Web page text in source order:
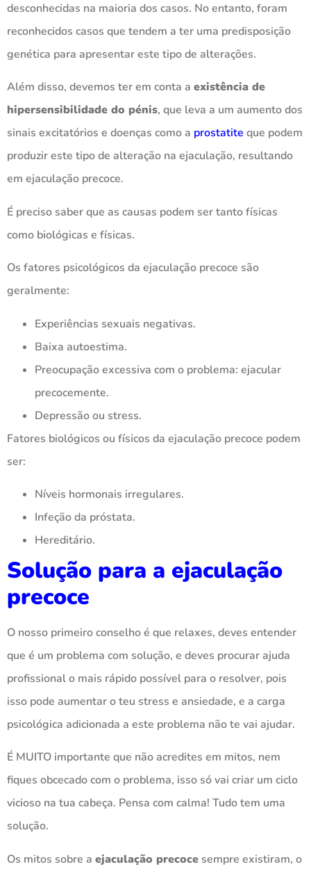
desconhecidas na maioria dos casos. No entanto, foram
reconhecidos casos que tendem a ter uma predisposição
genética para apresentar este tipo de alterações.
Além disso, devemos ter em conta a existência de
hipersensibilidade do pénis, que leva a um aumento dos
sinais excitatórios e doenças como a prostatite que podem
produzir este tipo de alteração na ejaculação, resultando
em ejaculação precoce.
É preciso saber que as causas podem ser tanto físicas
como biológicas e físicas.
Os fatores psicológicos da ejaculação precoce são
geralmente:
Experiências sexuais negativas.
Baixa autoestima.
Preocupação excessiva com o problema: ejacular
precocemente.
Depressão ou stress.
Fatores biológicos ou físicos da ejaculação precoce podem
ser:
Níveis hormonais irregulares.
Infeção da próstata.
Hereditário.
Solução para a ejaculação
precoce
O nosso primeiro conselho é que relaxes, deves entender
que é um problema com solução, e deves procurar ajuda
profissional o mais rápido possível para o resolver, pois
isso pode aumentar o teu stress e ansiedade, e a carga
psicológica adicionada a este problema não te vai ajudar.
É MUITO importante que não acredites em mitos, nem
fiques obcecado com o problema, isso só vai criar um ciclo
vicioso na tua cabeça. Pensa com calma! Tudo tem uma
solução.
Os mitos sobre a ejaculação precoce sempre existiram, o